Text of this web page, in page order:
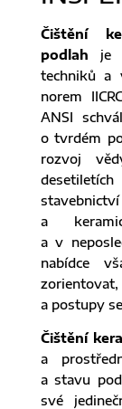
Čištění
podlah je
techniků a
norem
ANSI
o tvrdém
rozvoj
stavebnictví
a
a v
nabídce
a postupy
Čištění
a
a stavu
své